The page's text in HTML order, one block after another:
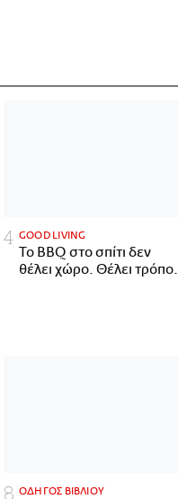
GOOD LIVING
Το BBQ στο σπίτι δεν
θέλει χώρο. Θέλει τρόπο.
ΟΔΗΓΟΣ ΒΙΒΛΙΟΥ